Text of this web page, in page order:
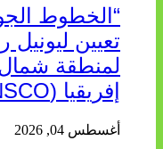
“الخطوط
تعيين ليونيل
لمنطقة
إفريقيا (ANSCO) .(بيان صحفي )
أغسطس 04, 2026